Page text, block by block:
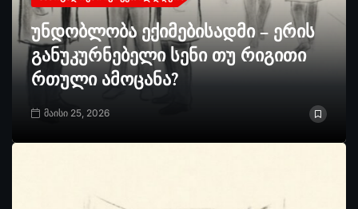
უნდობლობა ექიმებისადმი – ერის
განუკურნებელი სენი თუ რიგითი
რთული ამოცანა?
მაისი 25, 2026